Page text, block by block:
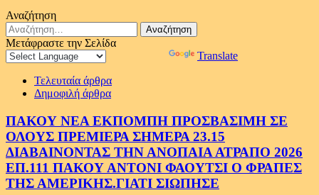
Αναζήτηση
Αναζήτηση
για:
Μετάφραστε την Σελίδα
Translate
Τελευταία άρθρα
Δημοφιλή άρθρα
ΠΑΚΟΥ ΝΕΑ ΕΚΠΟΜΠΗ ΠΡΟΣΒΑΣΙΜΗ ΣΕ
ΟΛΟΥΣ ΠΡΕΜΙΕΡΑ ΣΗΜΕΡΑ 23.15
ΔΙΑΒΑΙΝΟΝΤΑΣ ΤΗΝ ΑΝΟΠΑΙΑ ΑΤΡΑΠΟ 2026
ΕΠ.111 ΠΑΚΟΥ ΑΝΤΟΝΙ ΦΑΟΥΤΣΙ Ο ΦΡΑΠΕΣ
ΤΗΣ ΑΜΕΡΙΚΗΣ.ΓΙΑΤΙ ΣΙΩΠΗΣΕ